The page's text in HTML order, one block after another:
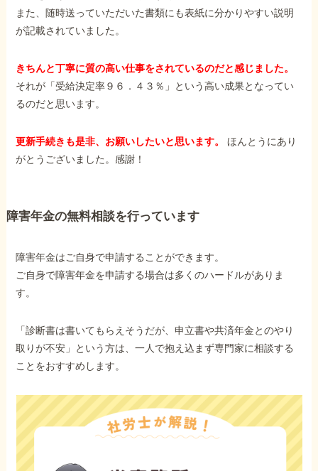
また、随時送っていただいた書類にも表紙に分かりやすい説明
が記載されていました。
きちんと丁寧に質の高い仕事をされているのだと感じました。
それが「受給決定率９６．４３％」という高い成果となってい
るのだと思います。
更新手続きも是非、お願いしたいと思います。
ほんとうにあり
がとうございました。感謝！
障害年金の無料相談を行っています
障害年金はご自身で申請することができます。
ご自身で障害年金を申請する場合は多くのハードルがありま
す。
「診断書は書いてもらえそうだが、申立書や共済年金とのやり
取りが不安」という方は、一人で抱え込まず専門家に相談する
ことをおすすめします。